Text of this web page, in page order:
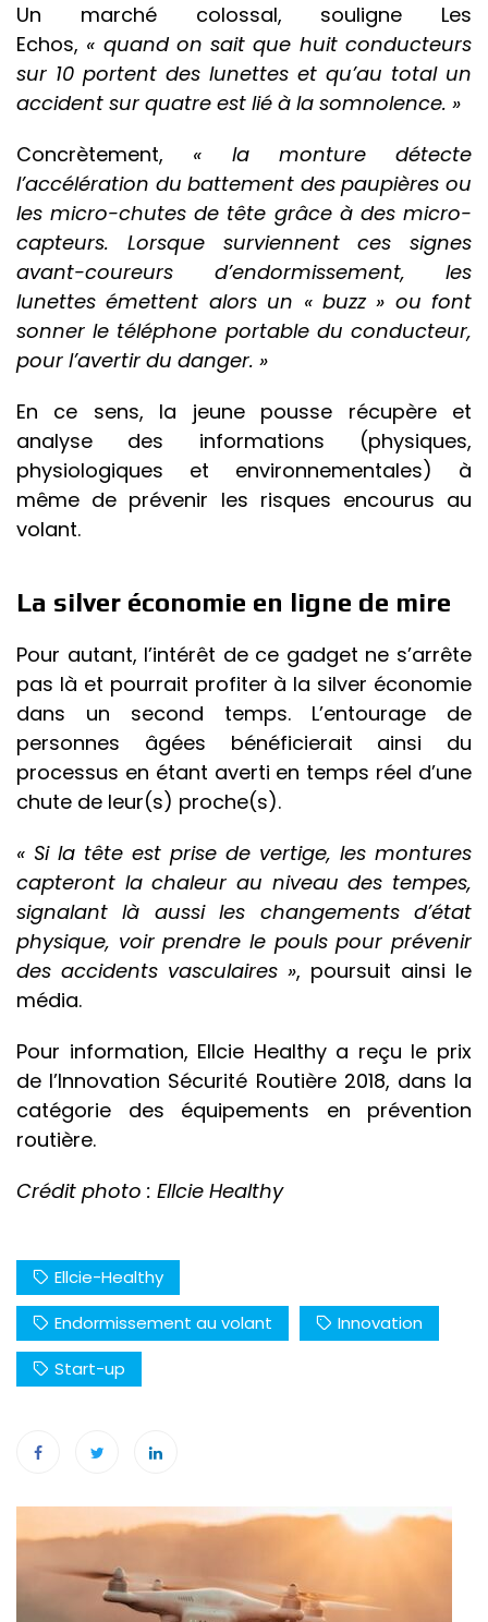
Un marché colossal, souligne Les
Echos, « quand on sait que huit conducteurs
sur 10 portent des lunettes et qu’au total un
accident sur quatre est lié à la somnolence. »
Concrètement, « la monture détecte
l’accélération du battement des paupières ou
les micro-chutes de tête grâce à des micro-
capteurs. Lorsque surviennent ces signes
avant-coureurs d’endormissement, les
lunettes émettent alors un « buzz » ou font
sonner le téléphone portable du conducteur,
pour l’avertir du danger. »
En ce sens, la jeune pousse récupère et
analyse des informations (physiques,
physiologiques et environnementales) à
même de prévenir les risques encourus au
volant.
La silver économie en ligne de mire
Pour autant, l’intérêt de ce gadget ne s’arrête
pas là et pourrait profiter à la silver économie
dans un second temps. L’entourage de
personnes âgées bénéficierait ainsi du
processus en étant averti en temps réel d’une
chute de leur(s) proche(s).
« Si la tête est prise de vertige, les montures
capteront la chaleur au niveau des tempes,
signalant là aussi les changements d’état
physique, voir prendre le pouls pour prévenir
des accidents vasculaires », poursuit ainsi le
média.
Pour information, Ellcie Healthy a reçu le prix
de l’Innovation Sécurité Routière 2018, dans la
catégorie des équipements en prévention
routière.
Crédit photo : Ellcie Healthy
Ellcie-Healthy
Endormissement au volant
Innovation
Start-up
Navigation
de
l’article